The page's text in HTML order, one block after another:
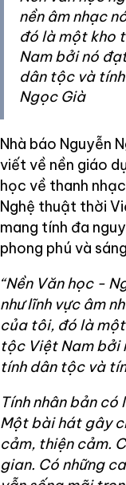
nền âm nhạc
đó là một kho
Nam bởi nó
dân tộc và
Ngọc Già
Nhà báo Nguyễn
viết về nền giáo
học về thanh
Nghệ thuật thời
mang tính đa
phong phú và
“Nền Văn học -
như lĩnh vực âm
của tôi, đó là
tộc Việt Nam bởi
tính dân tộc và
Tính nhân bản có
Một bài hát gây
cảm, thiện cảm.
gian. Có những